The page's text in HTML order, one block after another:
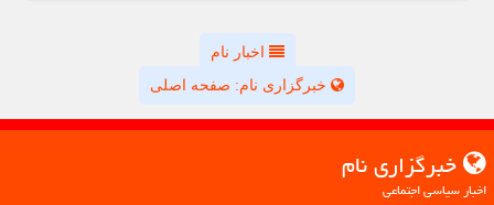
اخبار نام
خبرگزاری نام: صفحه اصلی
خبرگزاری نام
اخبار سیاسی اجتماعی